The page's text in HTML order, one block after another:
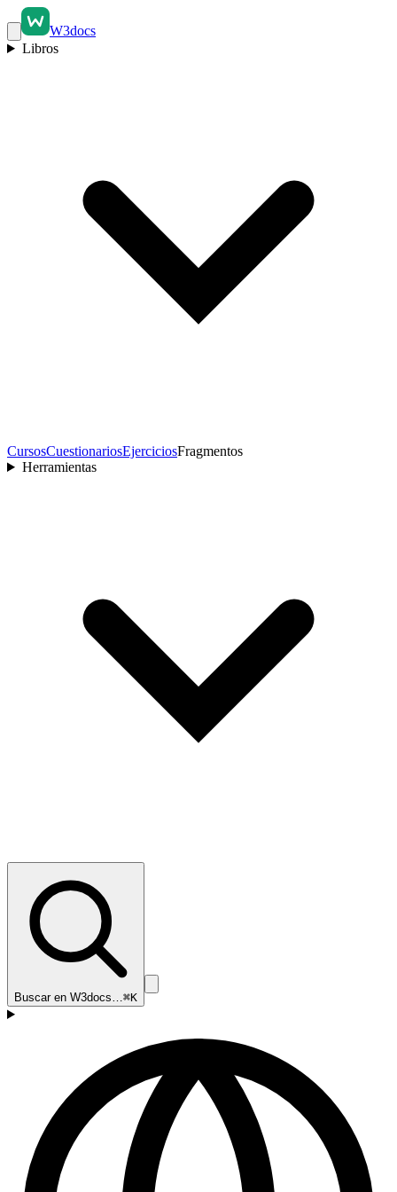
W3docs
Libros
CursosCuestionariosEjerciciosFragmentos
Herramientas
Buscar en W3docs…⌘K